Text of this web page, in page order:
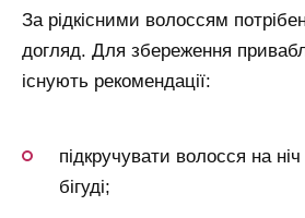
За рідкісними волоссям
догляд. Для збереження
існують рекомендації:
підкручувати волосся на
бігуді;